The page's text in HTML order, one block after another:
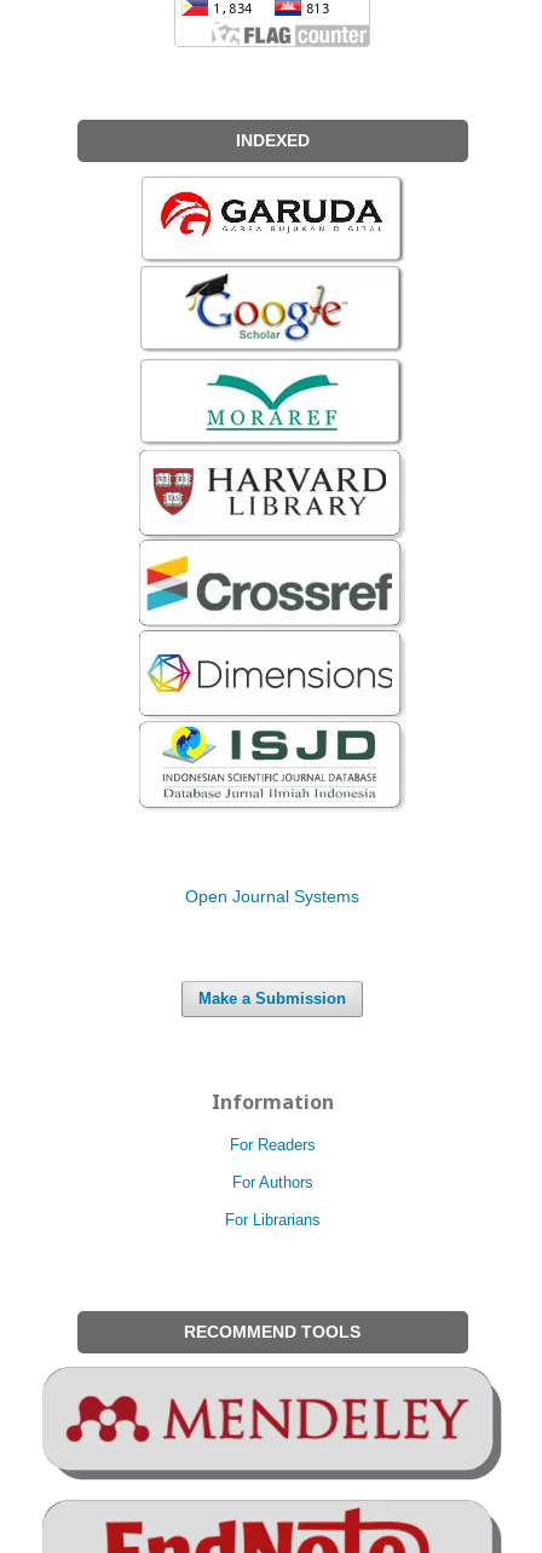
INDEXED
Open Journal Systems
Make a Submission
Information
For Readers
For Authors
For Librarians
RECOMMEND TOOLS